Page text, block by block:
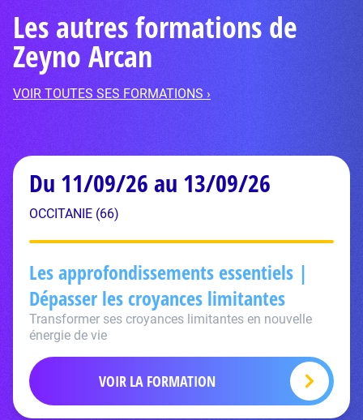
Les autres formations de
Zeyno Arcan
VOIR TOUTES SES FORMATIONS ›
Du 11/09/26 au 13/09/26
OCCITANIE (66)
Les approfondissements essentiels |
Dépasser les croyances limitantes
Transformer ses croyances limitantes en nouvelle
énergie de vie
VOIR LA FORMATION